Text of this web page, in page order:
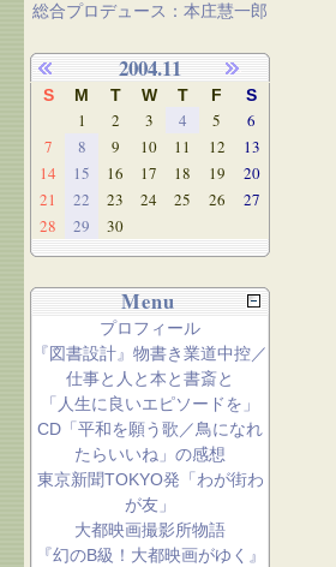
総合プロデュース：本庄慧一郎
2004.11
S M T W T F S
1 2 3 4 5
6
7
8 9 10 11 12
13
14
15 16 17 18 19
20
21
22 23 24 25 26
27
28
29 30
Menu
プロフィール
『図書設計』物書き業道中控／
仕事と人と本と書斎と
「人生に良いエピソードを」
CD「平和を願う歌／鳥になれ
たらいいね」の感想
東京新聞TOKYO発「わが街わ
が友」
大都映画撮影所物語
『幻のB級！大都映画がゆく』